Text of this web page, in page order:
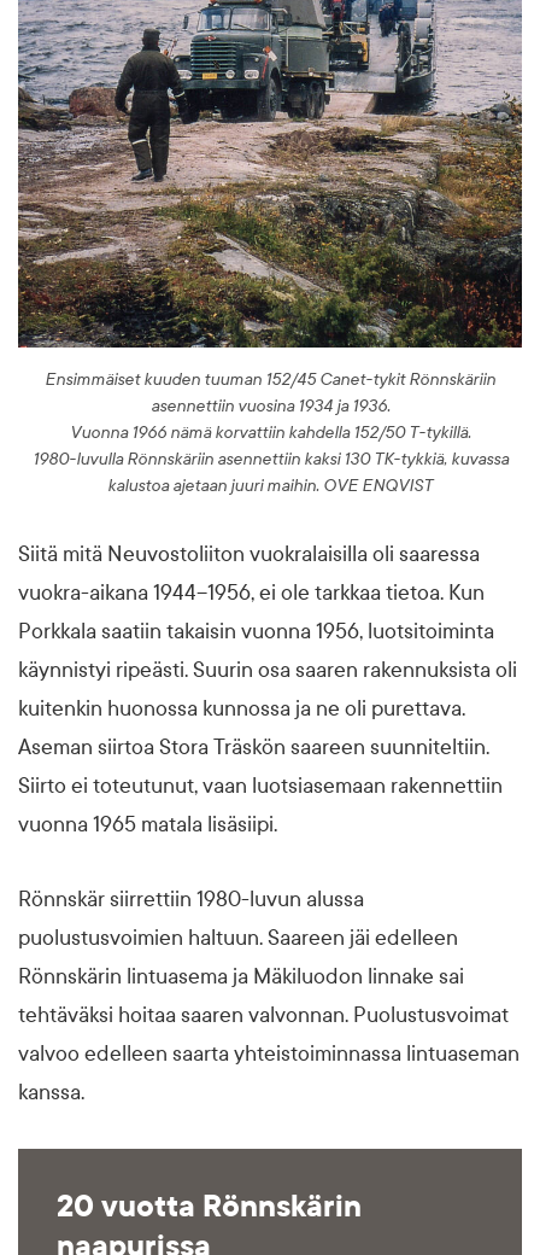
Ensimmäiset kuuden tuuman 152/45 Canet-tykit Rönnskäriin
asennettiin vuosina 1934 ja 1936.
Vuonna 1966 nämä korvattiin kahdella 152/50 T-tykillä.
1980-luvulla Rönnskäriin asennettiin kaksi 130 TK-tykkiä, kuvassa
kalustoa ajetaan juuri maihin. OVE ENQVIST
Siitä mitä Neuvostoliiton vuokralaisilla oli saaressa
vuokra-aikana 1944–1956, ei ole tarkkaa tietoa. Kun
Porkkala saatiin takaisin vuonna 1956, luotsitoiminta
käynnistyi ripeästi. Suurin osa saaren rakennuksista oli
kuitenkin huonossa kunnossa ja ne oli purettava.
Aseman siirtoa Stora Träskön saareen suunniteltiin.
Siirto ei toteutunut, vaan luotsiasemaan rakennettiin
vuonna 1965 matala lisäsiipi.
Rönnskär siirrettiin 1980-luvun alussa
puolustusvoimien haltuun. Saareen jäi edelleen
Rönnskärin lintuasema ja Mäkiluodon linnake sai
tehtäväksi hoitaa saaren valvonnan. Puolustusvoimat
valvoo edelleen saarta yhteistoiminnassa lintuaseman
kanssa.
20 vuotta Rönnskärin
naapurissa